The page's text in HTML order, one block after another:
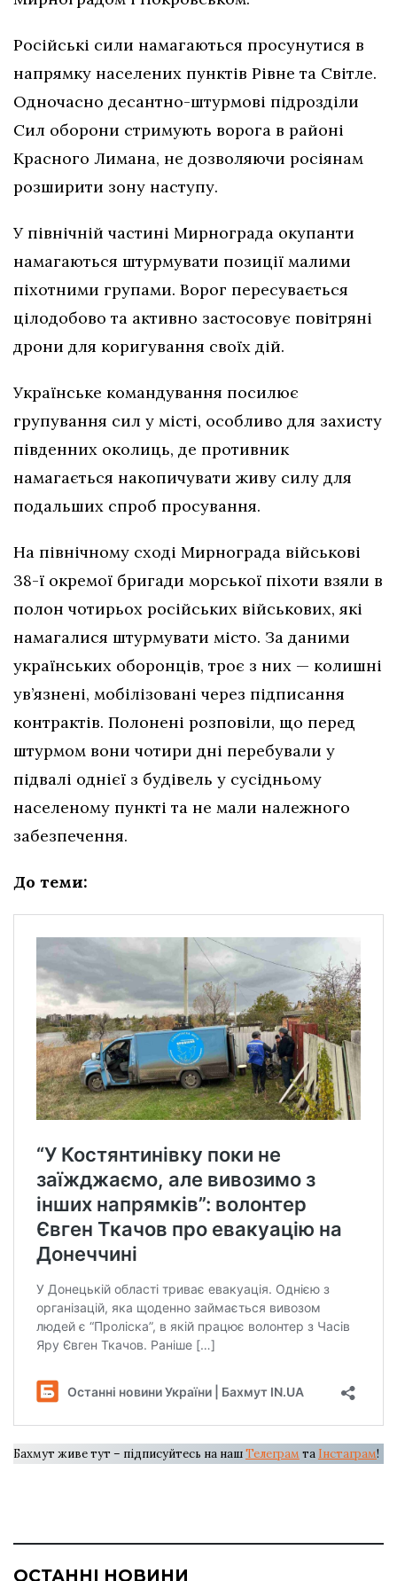
Російські сили намагаються просунутися в
напрямку населених пунктів Рівне та Світле.
Одночасно десантно-штурмові підрозділи
Сил оборони стримують ворога в районі
Красного Лимана, не дозволяючи росіянам
розширити зону наступу.
У північній частині Мирнограда окупанти
намагаються штурмувати позиції малими
піхотними групами. Ворог пересувається
цілодобово та активно застосовує повітряні
дрони для коригування своїх дій.
Українське командування посилює
групування сил у місті, особливо для захисту
південних околиць, де противник
намагається накопичувати живу силу для
подальших спроб просування.
На північному сході Мирнограда військові
38-ї окремої бригади морської піхоти взяли в
полон чотирьох російських військових, які
намагалися штурмувати місто. За даними
українських оборонців, троє з них — колишні
ув’язнені, мобілізовані через підписання
контрактів. Полонені розповіли, що перед
штурмом вони чотири дні перебували у
підвалі однієї з будівель у сусідньому
населеному пункті та не мали належного
забезпечення.
До теми:
Бахмут живе тут – підписуйтесь на нашТелеграм та Інстаграм!
ОСТАННІ НОВИНИ